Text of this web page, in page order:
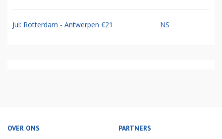
Jul: Rotterdam - Antwerpen €21 NS
OVER ONS PARTNERS